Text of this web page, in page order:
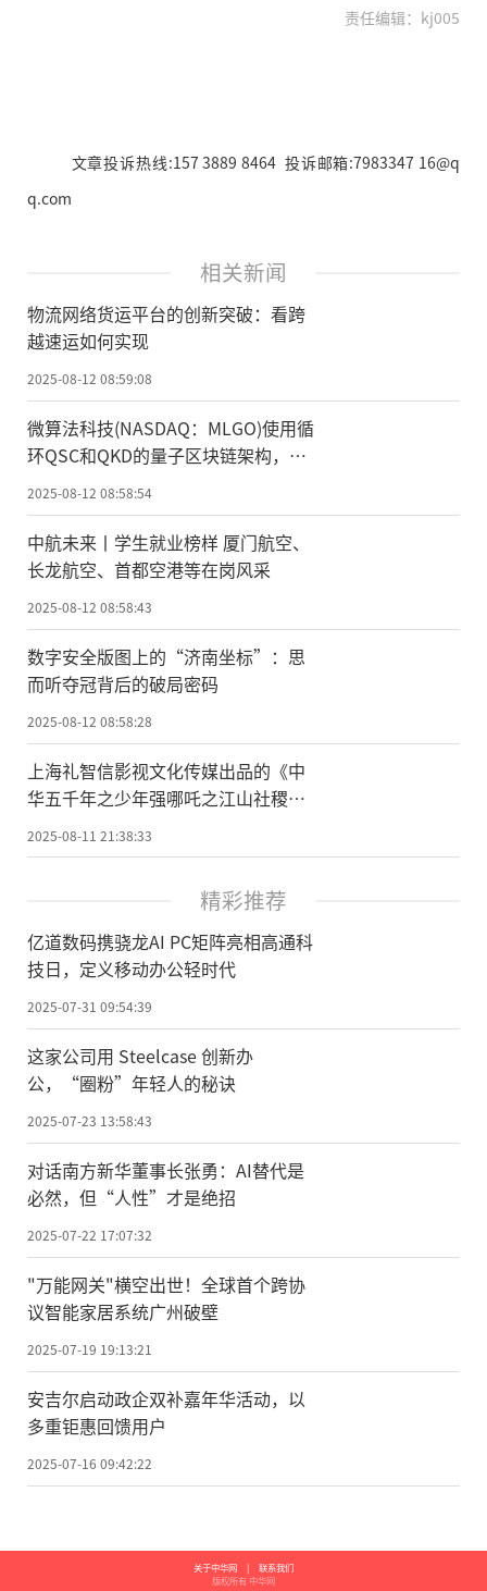
责任编辑：kj005
文章投诉热线:157 3889 8464 投诉邮箱:7983347 16@q
q.com
相关新闻
物流网络货运平台的创新突破：看跨
越速运如何实现
2025-08-12 08:59:08
微算法科技(NASDAQ：MLGO)使用循
环QSC和QKD的量子区块链架构，提
高交易安全性和透明度
2025-08-12 08:58:54
中航未来丨学生就业榜样 厦门航空、
长龙航空、首都空港等在岗风采
2025-08-12 08:58:43
数字安全版图上的“济南坐标”：思
而听夺冠背后的破局密码
2025-08-12 08:58:28
上海礼智信影视文化传媒出品的《中
华五千年之少年强哪吒之江山社稷
2025-08-11 21:38:33
精彩推荐
亿道数码携骁龙AI PC矩阵亮相高通科
技日，定义移动办公轻时代
2025-07-31 09:54:39
这家公司用 Steelcase 创新办
公，“圈粉”年轻人的秘诀
2025-07-23 13:58:43
对话南方新华董事长张勇：AI替代是
必然，但“人性”才是绝招
2025-07-22 17:07:32
"万能网关"横空出世！全球首个跨协
议智能家居系统广州破壁
2025-07-19 19:13:21
安吉尔启动政企双补嘉年华活动，以
多重钜惠回馈用户
2025-07-16 09:42:22
关于中华网 |
联系我们
版权所有 中华网